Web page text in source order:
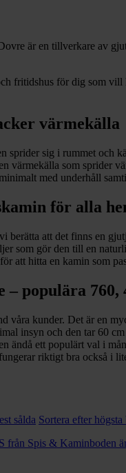
är en tillverkare av
fritidshus för dig som
värmekälla
sprider sig i rummet och
värmekälla som sprider
med underhåll
för alla
berätta att det finns en
som gör den till en
att hitta en kamin som
populära 760,
våra kunder. Det är en
insyn och den tar 60
ändå ett populärt val i
riktigt bra också i
sålda Sortera efter högsta